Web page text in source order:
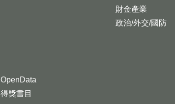
財金產業
政治/外交/國防
OpenData
得獎書目